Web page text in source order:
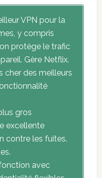
VPN pour la
y compris
protège le trafic
Gère Netflix.
cher des meilleurs
gros
excellente
contre les fuites.
avec